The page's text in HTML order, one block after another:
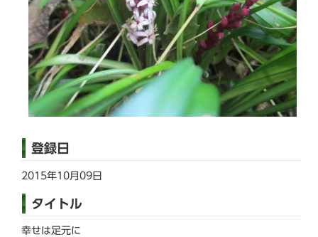
登録日
2015年10月09日
タイトル
幸せは足元に